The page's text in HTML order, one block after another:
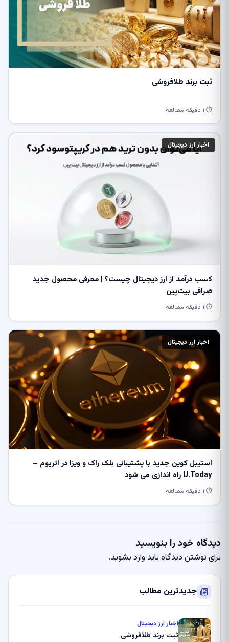
ثبت برند طلافروشی
⏱ ۱ دقیقه مطالعه
اخبار ارز دیجیتال
کسب درآمد از ارز دیجیتال چیست؟ | معرفی محصول جدید
صرافی بیت‌پین
⏱ ۱ دقیقه مطالعه
اخبار ارز دیجیتال
استیبل کوین جدید با پشتیبانی بلک راک و ویزا در اتریوم –
U.Today راه اندازی می شود
⏱ ۱ دقیقه مطالعه
دیدگاه خود را بنویسید
برای نوشتن دیدگاه باید وارد بشوید.
جدیدترین مطالب
اخبار ارز دیجیتال
ثبت برند طلافروشی